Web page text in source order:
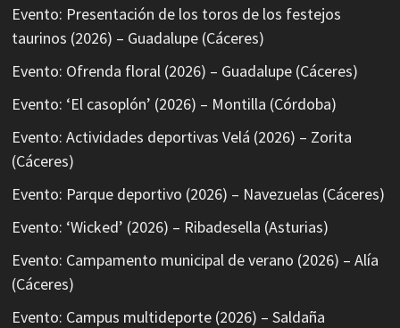
Evento: Presentación de los toros de los festejos
taurinos (2026) – Guadalupe (Cáceres)
Evento: Ofrenda floral (2026) – Guadalupe (Cáceres)
Evento: ‘El casoplón’ (2026) – Montilla (Córdoba)
Evento: Actividades deportivas Velá (2026) – Zorita
(Cáceres)
Evento: Parque deportivo (2026) – Navezuelas (Cáceres)
Evento: ‘Wicked’ (2026) – Ribadesella (Asturias)
Evento: Campamento municipal de verano (2026) – Alía
(Cáceres)
Evento: Campus multideporte (2026) – Saldaña